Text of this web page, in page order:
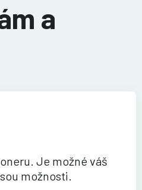
a
Je možné váš
možnosti.